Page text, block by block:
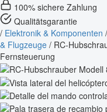
100% sichere Zahlung
Qualitätsgarantie
/ Elektronik & Komponenten /
& Flugzeuge / RC-
Fernsteuerung